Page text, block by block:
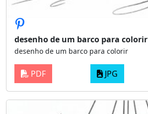
desenho de um barco para colorir
desenho de um barco para colorir
PDF JPG